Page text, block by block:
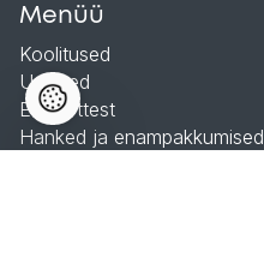
Menüü
Koolitused
Uudised
Ettevõttest
Hanked ja enampakkumised